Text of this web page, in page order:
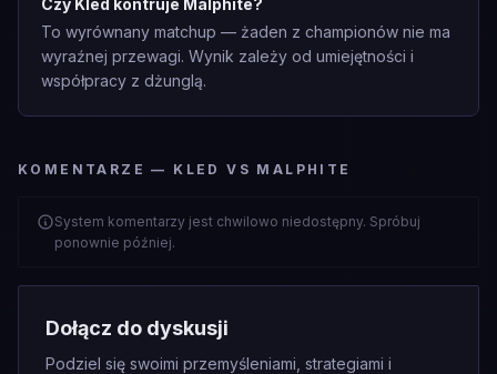
Czy Kled kontruje Malphite?
To wyrównany matchup — żaden z championów nie ma
wyraźnej przewagi. Wynik zależy od umiejętności i
współpracy z dżunglą.
KOMENTARZE — KLED VS MALPHITE
System komentarzy jest chwilowo niedostępny. Spróbuj
ponownie później.
Dołącz do dyskusji
Podziel się swoimi przemyśleniami, strategiami i